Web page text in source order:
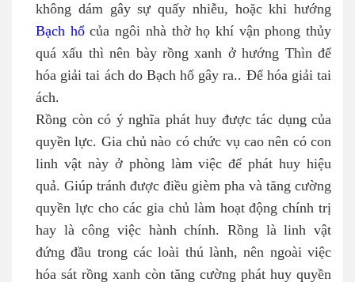
không dám gây sự quấy nhiễu, hoặc khi hướng
Bạch hổcủa ngôi nhà thờ họ khí vận phong thủy
quá xấu thì nên bày rồng xanh ở hướng Thìn để
hóa giải tai ách do Bạch hổ gây ra.. Để hóa giải tai
ách.
Rồng còn có ý nghĩa phát huy được tác dụng của
quyền lực. Gia chủ nào có chức vụ cao nên có con
linh vật này ở phòng làm việc để phát huy hiệu
quả. Giúp tránh được điều gièm pha và tăng cường
quyền lực cho các gia chủ làm hoạt động chính trị
hay là công việc hành chính. Rồng là linh vật
đứng đầu trong các loài thú lành, nên ngoài việc
hóa sát rồng xanh còn tăng cường phát huy quyền